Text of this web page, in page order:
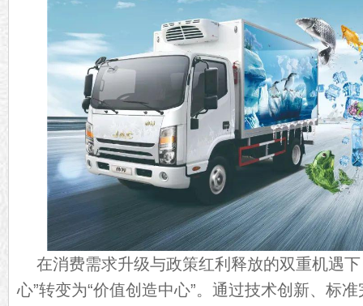
在消费需求升级与政策红利释放的双重机遇
心”转变为“价值创造中心”。通过技术创新、标